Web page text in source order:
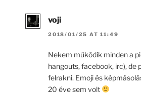
voji
2018/01/25 AT 11:49
Nekem működik minden a
hangouts, facebook, irc), de
felrakni. Emoji és
20 éve sem volt